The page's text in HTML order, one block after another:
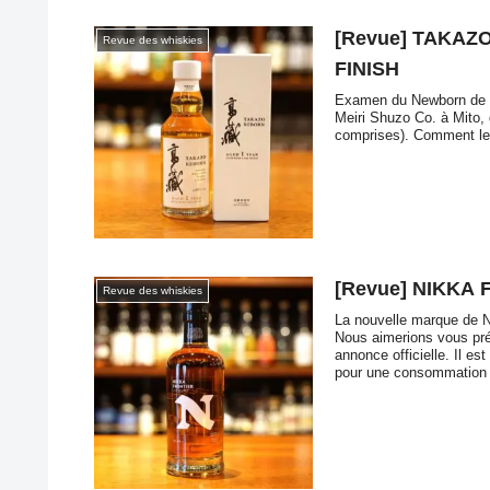
Revue des whiskies
[Revue]
FINISH
Examen du Newborn
Meiri Shuzo Co. à
comprises). Comment
Revue des whiskies [Revue] NIKKA
La nouvelle marque
Nous aimerions vous
annonce officielle. Il est
pour une